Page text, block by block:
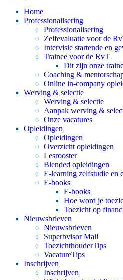
Home
Professionalisering
Professionalisering
Zelfevaluatie voor de
Intervisie startende en
Trainee voor de RvT
Dit zijn onze
Coaching &
Online in-company
Werving & selectie
Werving & selectie
Aanpak werving &
Onze vacatures
Opleidingen
Opleidingen
Overzicht opleidingen
Lesrooster
Blended opleidingen
E-learning zelfstudie en
E-books
E-books
Hoe word je
Toezicht op
Nieuwsbrieven
Nieuwsbrieven
Superbvisor Mail
ToezichthouderTips
VacatureTips
Inschrijven
Inschrijven